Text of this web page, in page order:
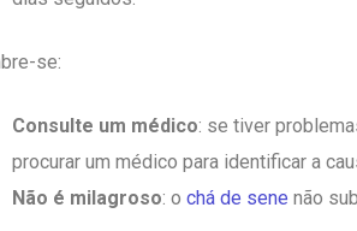
se:
Consulte um médico: se tiver
procurar um médico para identificar a
Não é milagroso: o chá de sene não